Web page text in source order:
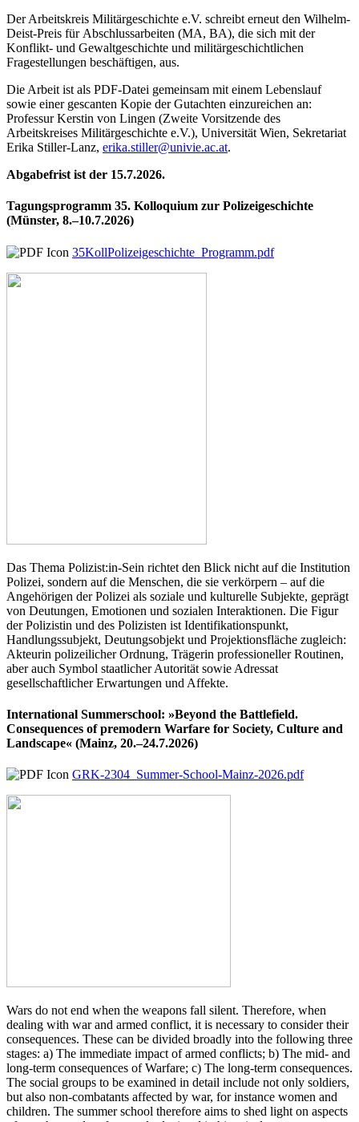
Der Arbeitskreis Militärgeschichte e.V. schreibt erneut den Wilhelm-
Deist-Preis für Abschlussarbeiten (MA, BA), die sich mit der
Konflikt- und Gewaltgeschichte und militärgeschichtlichen
Fragestellungen beschäftigen, aus.
Die Arbeit ist als PDF-Datei gemeinsam mit einem Lebenslauf
sowie einer gescanten Kopie der Gutachten einzureichen an:
Professur Kerstin von Lingen (Zweite Vorsitzende des
Arbeitskreises Militärgeschichte e.V.), Universität Wien, Sekretariat
Erika Stiller-Lanz, erika.stiller@univie.ac.at.
Abgabefrist ist der 15.7.2026.
Tagungsprogramm 35. Kolloquium zur Polizeigeschichte
(Münster, 8.–10.7.2026)
35KollPolizeigeschichte_Programm.pdf
Das Thema Polizist:in-Sein richtet den Blick nicht auf die Institution
Polizei, sondern auf die Menschen, die sie verkörpern – auf die
Angehörigen der Polizei als soziale und kulturelle Subjekte, geprägt
von Deutungen, Emotionen und sozialen Interaktionen. Die Figur
der Polizistin und des Polizisten ist Identifikationspunkt,
Handlungssubjekt, Deutungsobjekt und Projektionsfläche zugleich:
Akteurin polizeilicher Ordnung, Trägerin professioneller Routinen,
aber auch Symbol staatlicher Autorität sowie Adressat
gesellschaftlicher Erwartungen und Affekte.
International Summerschool: »Beyond the Battlefield.
Consequences of premodern Warfare for Society, Culture and
Landscape« (Mainz, 20.–24.7.2026)
GRK-2304_Summer-School-Mainz-2026.pdf
Wars do not end when the weapons fall silent. Therefore, when
dealing with war and armed conflict, it is necessary to consider their
consequences. These can be divided broadly into the following three
stages: a) The immediate impact of armed conflicts; b) The mid- and
long-term consequences of Warfare; c) The long-term consequences.
The social groups to be examined in detail include not only soldiers,
but also non-combatants affected by war, for instance women and
children. The summer school therefore aims to shed light on aspects